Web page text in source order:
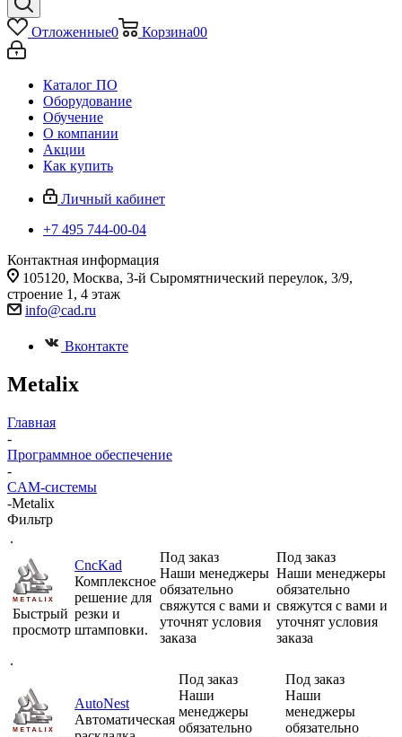
Отложенные0 Корзина00
Каталог ПО
Оборудование
Обучение
О компании
Акции
Как купить
Личный кабинет
+7 495 744-00-04
Контактная информация
105120, Москва, 3-й Сыромятнический переулок, 3/9,
строение 1, 4 этаж
info@cad.ru
Вконтакте
Metalix
Главная
-
Программное обеспечение
-
CAM-системы
-Metalix
Фильтр
.
Быстрый
просмотр
CncKad
Комплексное
решение для
резки и
штамповки.
Под заказ
Наши менеджеры
обязательно
свяжутся с вами и
уточнят условия
заказа
Под заказ
Наши менеджеры
обязательно
свяжутся с вами и
уточнят условия
заказа
.
AutoNest
Автоматическая
Под заказ
Наши
менеджеры
обязательно
Под заказ
Наши
менеджеры
обязательно